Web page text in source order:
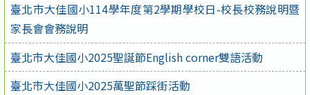
臺北市大佳國小114學年度第2學期學校日-校長校務說明暨
家長會會務說明
臺北市大佳國小2025聖誕節English corner雙語活動
臺北市大佳國小2025萬聖節踩街活動